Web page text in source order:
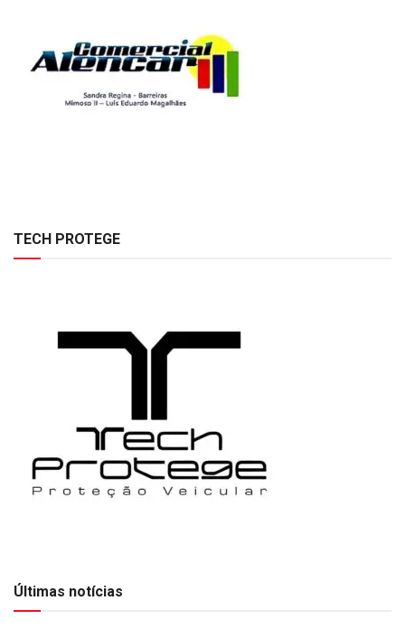
TECH PROTEGE
Últimas notícias